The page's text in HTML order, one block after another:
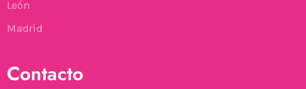
León
Madrid
Contacto